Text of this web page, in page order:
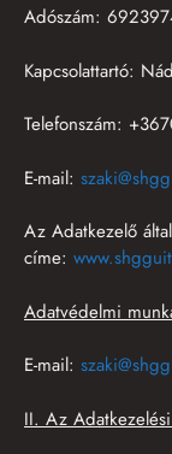
Adószám:
Kapcsolattartó:
Telefonszám:
E-mail: szaki@
Az Adatkezelő
címe: www.
Adatvédelmi
E-mail:
II. Az